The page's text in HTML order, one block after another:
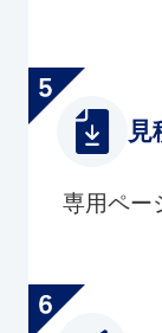
見
専用ペー